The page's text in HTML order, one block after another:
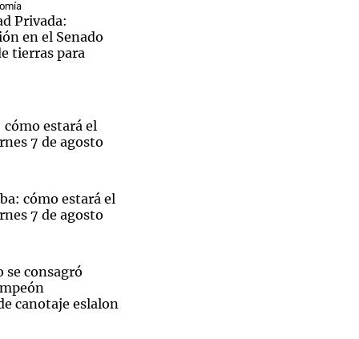
Privada:
en el Senado
tierras para
cómo estará el
7 de agosto
cómo estará el
7 de agosto
se consagró
canotaje eslalon